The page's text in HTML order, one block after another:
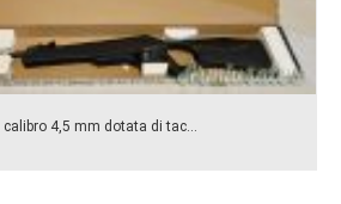
calibro 4,5 mm dotata di tac...